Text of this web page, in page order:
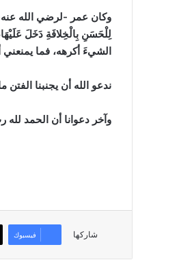
وكان عمر -لرضي الله
لِلْحَسَنِ بِالْخِلافَةِ دَخَلَ
الشيءَ أكرهه، فما يمنعني
ندعو الله أن يجنبنا
وآخر دعوانا أن الحمد لله
شاركها فيسبوك